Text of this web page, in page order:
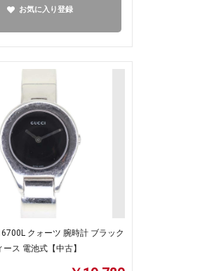
お気に入り登録
クォーツ 腕時計 ブラック
ス 電池式【中古】